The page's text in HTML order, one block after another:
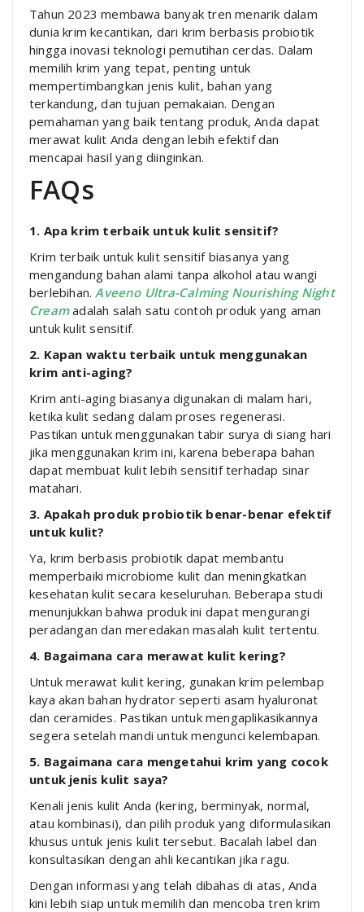
Tahun 2023 membawa banyak tren menarik dalam
dunia krim kecantikan, dari krim berbasis probiotik
hingga inovasi teknologi pemutihan cerdas. Dalam
memilih krim yang tepat, penting untuk
mempertimbangkan jenis kulit, bahan yang
terkandung, dan tujuan pemakaian. Dengan
pemahaman yang baik tentang produk, Anda dapat
merawat kulit Anda dengan lebih efektif dan
mencapai hasil yang diinginkan.
FAQs
1. Apa krim terbaik untuk kulit sensitif?
Krim terbaik untuk kulit sensitif biasanya yang
mengandung bahan alami tanpa alkohol atau wangi
berlebihan.Aveeno Ultra-Calming Nourishing Night
Creamadalah salah satu contoh produk yang aman
untuk kulit sensitif.
2. Kapan waktu terbaik untuk menggunakan
krim anti-aging?
Krim anti-aging biasanya digunakan di malam hari,
ketika kulit sedang dalam proses regenerasi.
Pastikan untuk menggunakan tabir surya di siang hari
jika menggunakan krim ini, karena beberapa bahan
dapat membuat kulit lebih sensitif terhadap sinar
matahari.
3. Apakah produk probiotik benar-benar efektif
untuk kulit?
Ya, krim berbasis probiotik dapat membantu
memperbaiki microbiome kulit dan meningkatkan
kesehatan kulit secara keseluruhan. Beberapa studi
menunjukkan bahwa produk ini dapat mengurangi
peradangan dan meredakan masalah kulit tertentu.
4. Bagaimana cara merawat kulit kering?
Untuk merawat kulit kering, gunakan krim pelembap
kaya akan bahan hydrator seperti asam hyaluronat
dan ceramides. Pastikan untuk mengaplikasikannya
segera setelah mandi untuk mengunci kelembapan.
5. Bagaimana cara mengetahui krim yang cocok
untuk jenis kulit saya?
Kenali jenis kulit Anda (kering, berminyak, normal,
atau kombinasi), dan pilih produk yang diformulasikan
khusus untuk jenis kulit tersebut. Bacalah label dan
konsultasikan dengan ahli kecantikan jika ragu.
Dengan informasi yang telah dibahas di atas, Anda
kini lebih siap untuk memilih dan mencoba tren krim